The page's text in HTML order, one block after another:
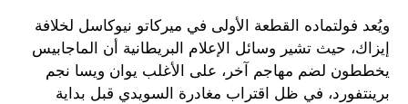
ويُعد فولتماده القطعة الأولى في ميركاتو نيوكاسل لخلافة
إيزاك، حيث تشير وسائل الإعلام البريطانية أن الماجابيس
يخططون لضم مهاجم آخر، على الأغلب يوان ويسا نجم
برينتفورد، في ظل اقتراب مغادرة السويدي قبل بداية